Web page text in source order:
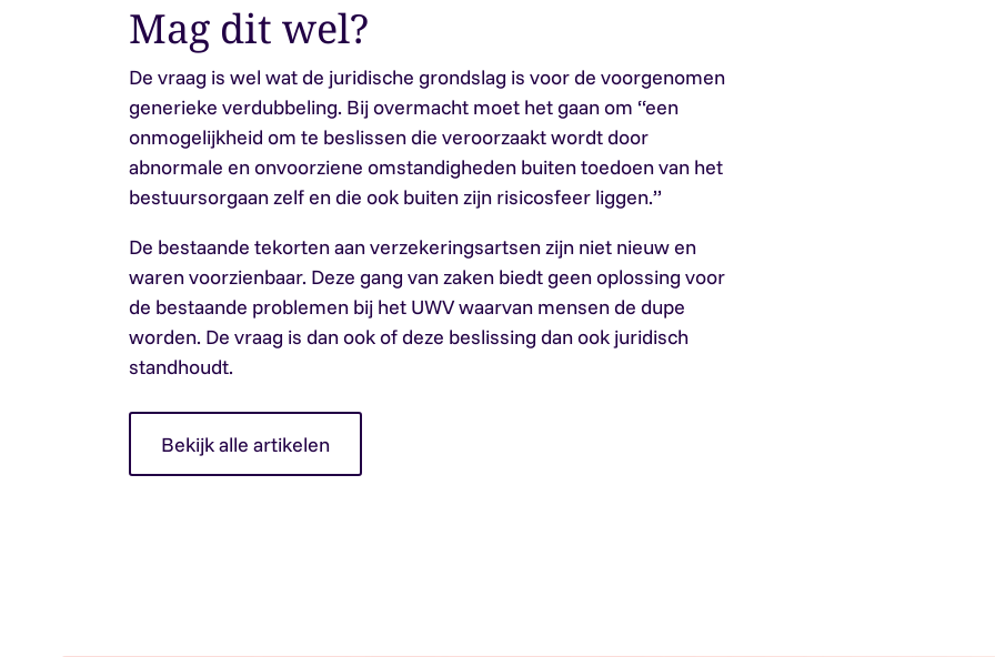
Mag dit wel?
De vraag is wel wat de juridische grondslag is voor de voorgenomen
generieke verdubbeling. Bij overmacht moet het gaan om “een
onmogelijkheid om te beslissen die veroorzaakt wordt door
abnormale en onvoorziene omstandigheden buiten toedoen van het
bestuursorgaan zelf en die ook buiten zijn risicosfeer liggen.”
De bestaande tekorten aan verzekeringsartsen zijn niet nieuw en
waren voorzienbaar. Deze gang van zaken biedt geen oplossing voor
de bestaande problemen bij het UWV waarvan mensen de dupe
worden. De vraag is dan ook of deze beslissing dan ook juridisch
standhoudt.
Bekijk alle artikelen